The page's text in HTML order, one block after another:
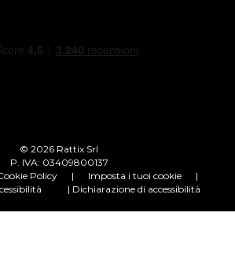
© 2026 Rattix Srl
P. IVA: 03409800137
Policy | Imposta i tuoi cookie
|
| Dichiarazione di accessibilità